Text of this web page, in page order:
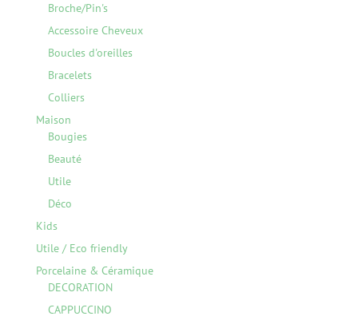
Broche/Pin's
Accessoire Cheveux
Boucles d'oreilles
Bracelets
Colliers
Maison
Bougies
Beauté
Utile
Déco
Kids
Utile / Eco friendly
Porcelaine & Céramique
DECORATION
CAPPUCCINO